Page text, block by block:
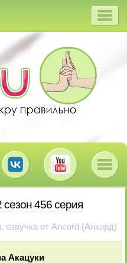
456 серия
озвучка от Ancord (Анкорд)
Акацуки